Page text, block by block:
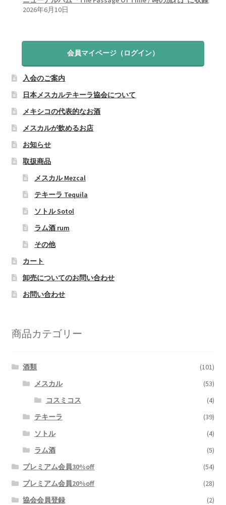
2026年6月10日
会員マイページ（ログイン）
入会のご案内
日本メスカルテキーラ協会について
メキシコの代表的なお酒
メスカルが飲めるお店
お知らせ
取扱商品
メスカル Mezcal
テキーラ Tequila
ソトル Sotol
ラム酒 rum
その他
カート
卸売についてのお問い合わせ
お問い合わせ
商品カテゴリー
酒類
(101)
メスカル
(53)
コスミコス
(4)
テキーラ
(39)
ソトル
(4)
ラム酒
(5)
プレミアム会員30%off
(54)
プレミアム会員20%off
(28)
協会会員登録
(2)